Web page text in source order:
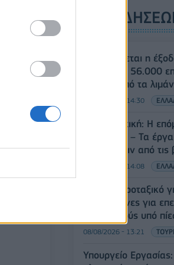
ΡΟΗ
Κορυφώνεται η
Πάνω από 56.000
σήμερα από τα
08/08/2026 - 14:30
Δυτική Αττική: Η
πυρκαγιές – Τα
«μάχη» πριν από τις
08/08/2026 - 14:08
Ειδικό Χωροταξικό
νέοι κανόνες για
προορισμούς υπό
08/08/2026 - 13:21
Υπουργείο